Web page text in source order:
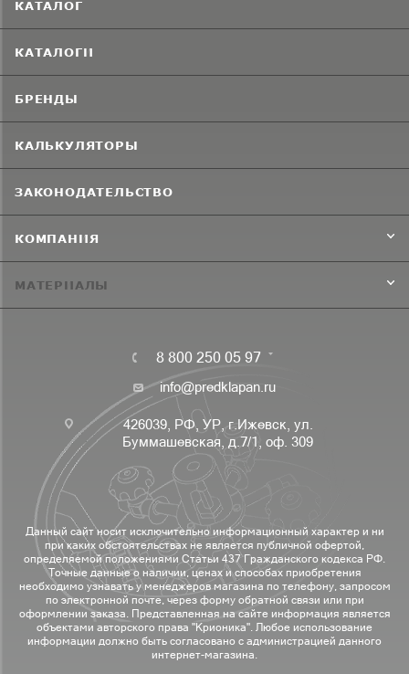
КАТАЛОГ
КАТАЛОГИ
БРЕНДЫ
КАЛЬКУЛЯТОРЫ
ЗАКОНОДАТЕЛЬСТВО
КОМПАНИЯ
МАТЕРИАЛЫ
8 800 250 05 97
info@predklapan.ru
426039, РФ, УР, г.Ижевск, ул.
Буммашевская, д.7/1, оф. 309
Данный сайт носит исключительно информационный характер и ни
при каких обстоятельствах не является публичной офертой,
определяемой положениями Статьи 437 Гражданского кодекса РФ.
Точные данные о наличии, ценах и способах приобретения
необходимо узнавать у менеджеров магазина по телефону, запросом
по электронной почте, через форму обратной связи или при
оформлении заказа. Представленная на сайте информация является
объектами авторского права "Крионика". Любое использование
информации должно быть согласовано с администрацией данного
интернет-магазина.